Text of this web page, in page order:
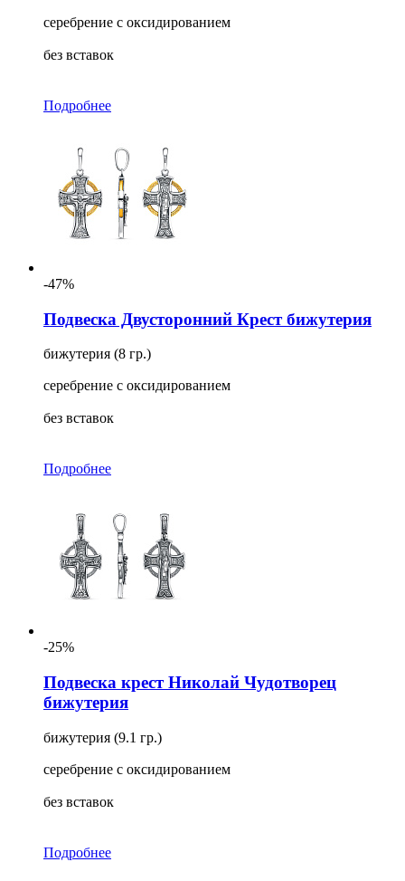
серебрение с оксидированием
без вставок
Подробнее
-47%
Подвеска Двусторонний Крест бижутерия
бижутерия (8 гр.)
серебрение с оксидированием
без вставок
Подробнее
-25%
Подвеска крест Николай Чудотворец
бижутерия
бижутерия (9.1 гр.)
серебрение с оксидированием
без вставок
Подробнее